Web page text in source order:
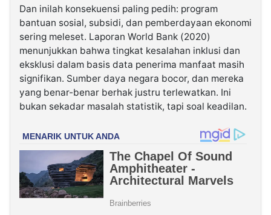
Dan inilah konsekuensi paling pedih: program
bantuan sosial, subsidi, dan pemberdayaan ekonomi
sering meleset. Laporan World Bank (2020)
menunjukkan bahwa tingkat kesalahan inklusi dan
eksklusi dalam basis data penerima manfaat masih
signifikan. Sumber daya negara bocor, dan mereka
yang benar-benar berhak justru terlewatkan. Ini
bukan sekadar masalah statistik, tapi soal keadilan.